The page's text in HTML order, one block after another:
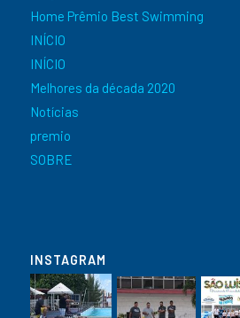
Home Prêmio Best Swimming
INÍCIO
INÍCIO
Melhores da década 2020
Notícias
premio
SOBRE
INSTAGRAM